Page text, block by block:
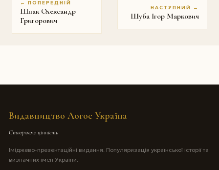
← ПОПЕРЕДНІЙ
Шпак Олександр
Григорович
НАСТУПНИЙ →
Шуба Ігор Маркович
Видавництво Логос Україна
Створюємо цінність
Іміджево-презентаційні видання. Популяризація української історії та
визначних імен України.